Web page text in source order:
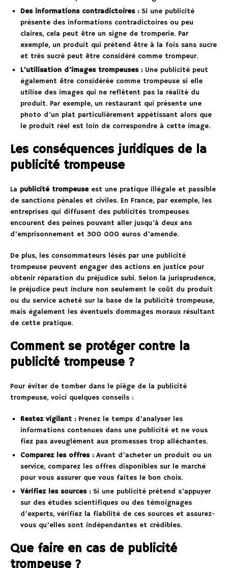
Des informations contradictoires :Si une publicité
présente des informations contradictoires ou peu
claires, cela peut être un signe de tromperie. Par
exemple, un produit qui prétend être à la fois sans sucre
et très sucré peut être considéré comme trompeur.
L’utilisation d’images trompeuses :Une publicité peut
également être considérée comme trompeuse si elle
utilise des images qui ne reflètent pas la réalité du
produit. Par exemple, un restaurant qui présente une
photo d’un plat particulièrement appétissant alors que
le produit réel est loin de correspondre à cette image.
Les conséquences juridiques de la
publicité trompeuse
La publicité trompeuseest une pratique illégale et passible
de sanctions pénales et civiles. En France, par exemple, les
entreprises qui diffusent des publicités trompeuses
encourent des peines pouvant aller jusqu’à deux ans
d’emprisonnement et 300 000 euros d’amende.
De plus, les consommateurs lésés par une publicité
trompeuse peuvent engager des actions en justice pour
obtenir réparation du préjudice subi. Selon la jurisprudence,
le préjudice peut inclure non seulement le coût du produit
ou du service acheté sur la base de la publicité trompeuse,
mais également les éventuels dommages moraux résultant
de cette pratique.
Comment se protéger contre la
publicité trompeuse ?
Pour éviter de tomber dans le piège de la publicité
trompeuse, voici quelques conseils :
Restez vigilant :Prenez le temps d’analyser les
informations contenues dans une publicité et ne vous
fiez pas aveuglément aux promesses trop alléchantes.
Comparez les offres :Avant d’acheter un produit ou un
service, comparez les offres disponibles sur le marché
pour vous assurer que vous faites le bon choix.
Vérifiez les sources :Si une publicité prétend s’appuyer
sur des études scientifiques ou des témoignages
d’experts, vérifiez la fiabilité de ces sources et assurez-
vous qu’elles sont indépendantes et crédibles.
Que faire en cas de publicité
trompeuse ?